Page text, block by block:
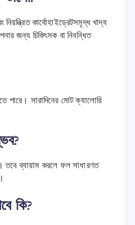
কার্বোহাইড্রেটসমৃদ্ধ খাদ্য
জন্য চিকিৎসক বা নিবন্ধিত
পারে। সারাদিনের মোট ক্যালোরি
তবে ব্যায়াম করলে ফল সাধারণত
কি?